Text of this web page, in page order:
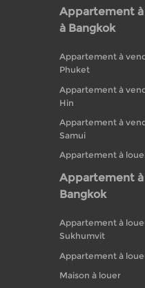
Appartement
à Bangkok
Appartement à
Phuket
Appartement à
Hin
Appartement à
Samui
Appartement à
Appartement à
Bangkok
Appartement à
Sukhumvit
Appartement à
Maison à louer